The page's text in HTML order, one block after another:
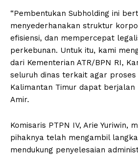
“Pembentukan Subholding ini
menyederhanakan struktur
efisiensi, dan mempercepat
perkebunan. Untuk itu, kami
dari Kementerian ATR/BPN RI,
seluruh dinas terkait agar proses
Kalimantan Timur dapat berjalan
Amir.
Komisaris PTPN IV, Arie Yuriwin,
pihaknya telah mengambil
mendukung penyelesaian